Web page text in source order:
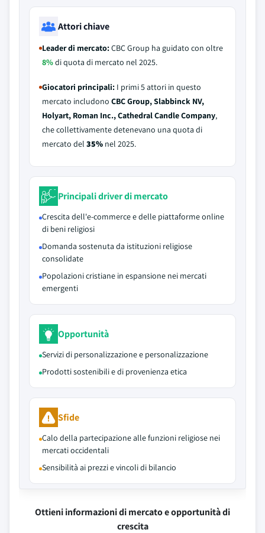
Attori chiave
Leader di mercato:CBC Group ha guidato con oltre
8%di quota di mercato nel 2025.
Giocatori principali: I primi 5 attori in questo
mercato includono CBC Group, Slabbinck NV,
Holyart, Roman Inc., Cathedral Candle Company,
che collettivamente detenevano una quota di
mercato del 35% nel 2025.
Principali driver di mercato
Crescita dell'e-commerce e delle piattaforme online
di beni religiosi
Domanda sostenuta da istituzioni religiose
consolidate
Popolazioni cristiane in espansione nei mercati
emergenti
Opportunità
Servizi di personalizzazione e personalizzazione
Prodotti sostenibili e di provenienza etica
Sfide
Calo della partecipazione alle funzioni religiose nei
mercati occidentali
Sensibilità ai prezzi e vincoli di bilancio
Ottieni informazioni di mercato e opportunità di
crescita